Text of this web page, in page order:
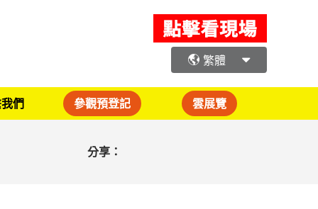
繁體
們 參觀預登記 雲展覽
分享：